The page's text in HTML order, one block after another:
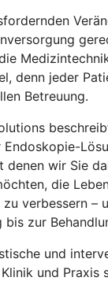
denn jeder
Betreuung.
denen wir Sie
die
verbessern –
bis zur
und
und Praxis